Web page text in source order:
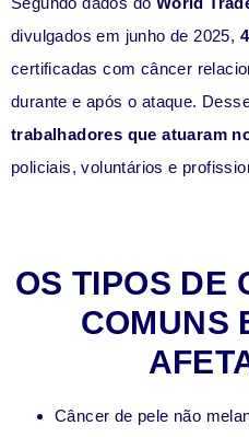
divulgados em junho de 2025,
certificadas com câncer
durante e após o ataque.
trabalhadores que atuaram
policiais, voluntários e
OS TIPOS DE
COMUNS
Câncer de pele não